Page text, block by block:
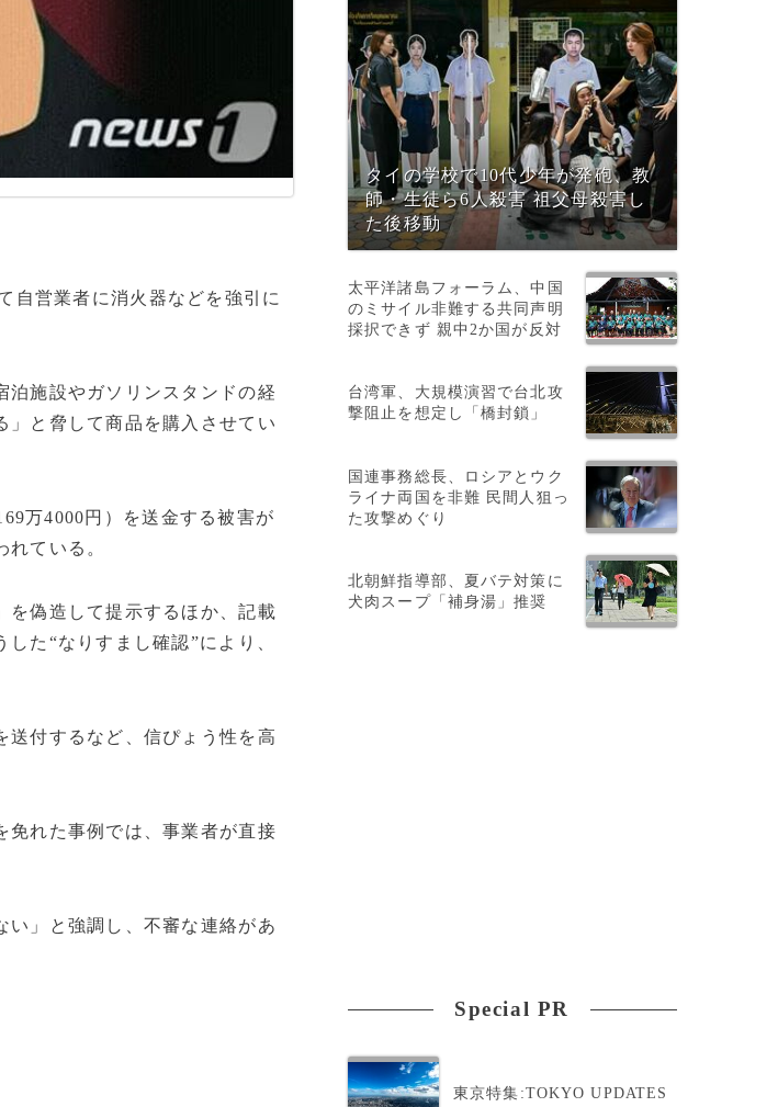
自営業者に消火器などを強引に
泊施設やガソリンスタンドの経
」と脅して商品を購入させてい
万4000円）を送金する被害が
ている。
を偽造して提示するほか、記載
た“なりすまし確認”により、
送付するなど、信ぴょう性を高
免れた事例では、事業者が直接
い」と強調し、不審な連絡があ
タイの学校で10代少年が発砲、教
師・生徒ら6人殺害 祖父母殺害し
た後移動
太平洋諸島フォーラム、中国
のミサイル非難する共同声明
採択できず 親中2か国が反対
台湾軍、大規模演習で台北攻
撃阻止を想定し「橋封鎖」
国連事務総長、ロシアとウク
ライナ両国を非難 民間人狙っ
た攻撃めぐり
北朝鮮指導部、夏バテ対策に
犬肉スープ「補身湯」推奨
Special PR
東京特集:TOKYO UPDATES